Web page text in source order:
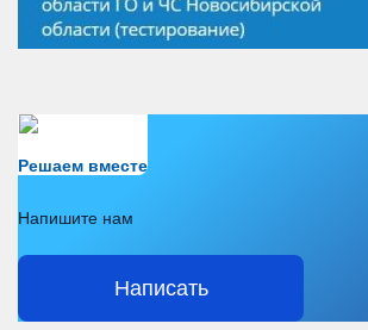
Решаем вместе
Напишите нам
Написать